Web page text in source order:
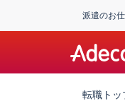
派遣のお
転職トッ